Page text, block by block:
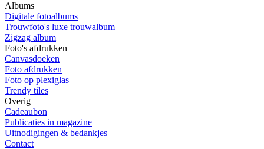
Albums
Digitale fotoalbums
Trouwfoto's luxe trouwalbum
Zigzag album
Foto's afdrukken
Canvasdoeken
Foto afdrukken
Foto op plexiglas
Trendy tiles
Overig
Cadeaubon
Publicaties in magazine
Uitnodigingen & bedankjes
Contact